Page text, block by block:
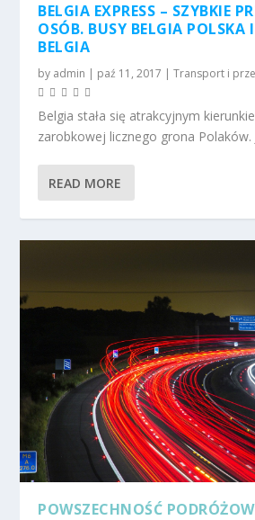
BELGIA EXPRESS – SZYBKIE
OSÓB. BUSY BELGIA POLSKA
BELGIA
by admin | paź 11, 2017 |Transport i
Belgia stała się atrakcyjnym
zarobkowej licznego grona Polaków.
READ MORE
POWSZECHNOŚĆ